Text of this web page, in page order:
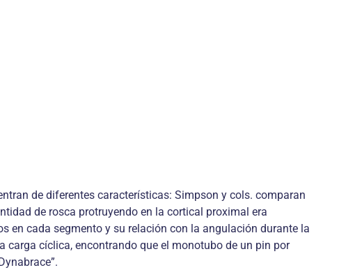
de diferentes características: Simpson y cols. comparan
de rosca protruyendo en la cortical proximal era
en cada segmento y su relación con la angulación durante la
cíclica, encontrando que el monotubo de un pin por